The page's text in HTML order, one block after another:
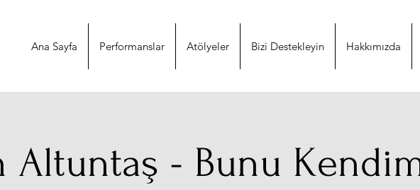
Ana Sayfa Performanslar Atölyeler Bizi Destekleyin Hakkımızda
Altuntaş - Bunu